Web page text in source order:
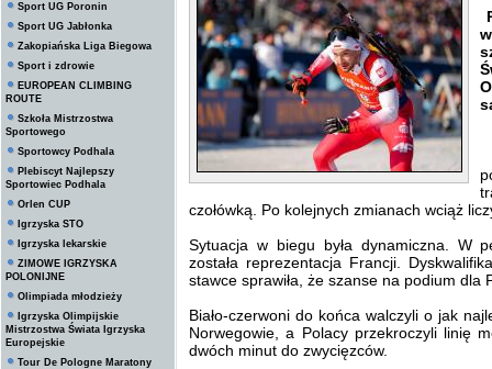
Sport UG Poronin
Sport UG Jabłonka
Zakopiańska Liga Biegowa
Sport i zdrowie
EUROPEAN CLIMBING
ROUTE
Szkoła Mistrzostwa
Sportowego
Sportowcy Podhala
Plebiscyt Najlepszy
Sportowiec Podhala
Orlen CUP
Igrzyska STO
Igrzyska lekarskie
ZIMOWE IGRZYSKA
POLONIJNE
Olimpiada młodzieży
Igrzyska Olimpijskie
Mistrzostwa Świata Igrzyska
Europejskie
Tour De Pologne Maratony
czołówką. Po kolejnych zmianach wciąż
Sytuacja w biegu była dynamiczna. W
została reprezentacja Francji.
stawce sprawiła, że szanse na podium dla
Biało-czerwoni do końca walczyli o jak
Norwegowie, a Polacy przekroczyli linię
dwóch minut do zwycięzców.